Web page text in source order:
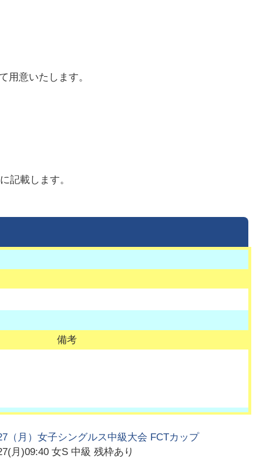
用意いたします。
記載します。
備考
（月）女子シングルス中級大会 FCTカップ
月)09:40 女S 中級 残枠あり